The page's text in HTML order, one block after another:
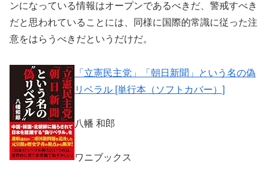
ンになっている情報はオープンであるべきだ、警戒すべき
だと思われていることには、同様に国際的常識に従った注
意をはらうべきだというだけだ。
「立憲民主党」「朝日新聞」という名の偽
リベラル [単行本（ソフトカバー）]
八幡 和郎
ワニブックス